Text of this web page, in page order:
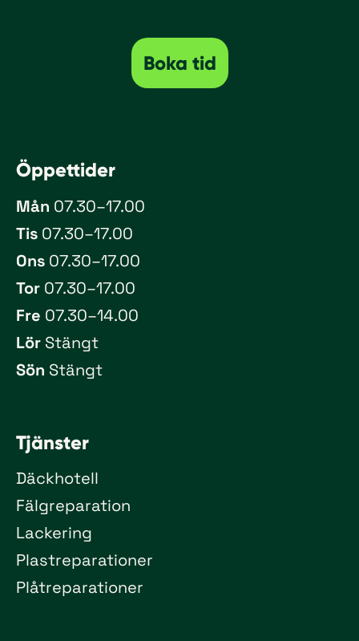
Boka tid
Öppet­tider
Mån 07.30–17.00
Tis 07.30–17.00
Ons 07.30–17.00
Tor 07.30–17.00
Fre 07.30–14.00
Lör Stängt
Sön Stängt
Tjänster
Däckhotell
Fälgreparation
Lackering
Plastreparationer
Plåtreparationer